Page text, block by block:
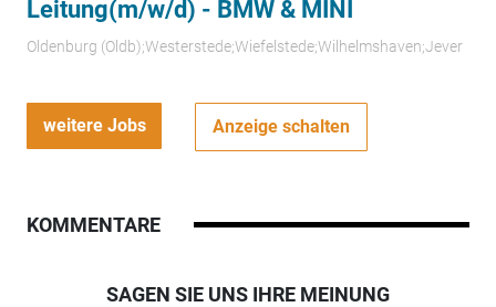
Leitung(m/w/d) - BMW & MINI
Oldenburg (Oldb);Westerstede;Wiefelstede;Wilhelmshaven;Jever
weitere Jobs Anzeige schalten
KOMMENTARE
SAGEN SIE UNS IHRE MEINUNG